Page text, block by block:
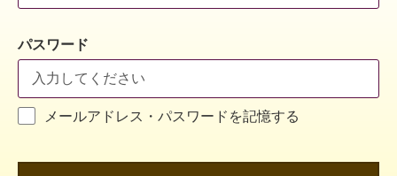
パスワード
メールアドレス・パスワードを記憶する